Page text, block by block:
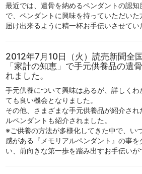
最近では、遺骨を納めるペンダントの認
で、ペンダントに興味を持っていただい
届け出来るように精一杯お手伝いさせてい
2012年7月10日（火）読売新聞全
「家計の知恵」で手元供養品の遺
れました。
手元供養について興味はあるが、詳しくわ
ても良い機会となりました。
その他、さまざまな手元供養品が紹介さ
ルペンダントも紹介されました。
※ご供養の方法が多様化してきた中で、い
感がある『メモリアルペンダント』の事
い、前向きな第一歩を踏み出すお手伝いが